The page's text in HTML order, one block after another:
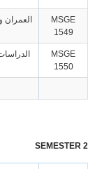
MSGE
1549
MSGE
1550
SEMESTER 2